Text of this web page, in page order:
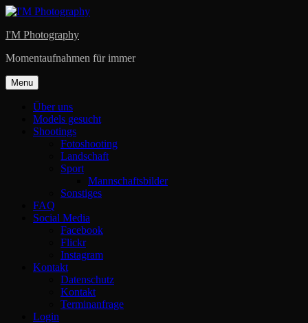
Skip
content
I'M Photography
Momentaufnahmen für immer
Menu
Über uns
Models gesucht
Shootings
Fotoshooting
Landschaft
Sport
Mannschaftsbilder
Sonstiges
FAQ
Social Media
Facebook
Flickr
Instagram
Kontakt
Datenschutz
Kontakt
Terminanfrage
Login